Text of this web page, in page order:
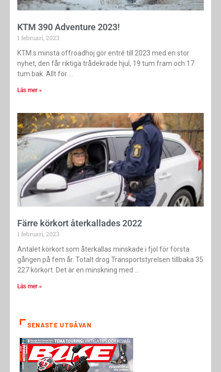
KTM 390 Adventure 2023!
1 februari, 2023
KTM:s minsta offroadhoj gör entré till 2023 med en stor
nyhet, den får riktiga trådekrade hjul, 19 tum fram och 17
tum bak. Allt för
Läs mer »
Färre körkort återkallades 2022
1 februari, 2023
Antalet körkort som återkallas minskade i fjol för första
gången på fem år. Totalt drog Transportstyrelsen tillbaka 35
227 körkort. Det är en minskning med
Läs mer »
SENASTE UTGÅVAN